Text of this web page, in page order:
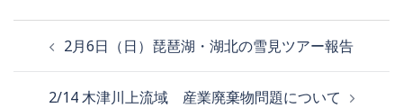
2月6日（日）琵琶湖・湖北の雪見ツアー報告
2/14 木津川上流域 産業廃棄物問題について